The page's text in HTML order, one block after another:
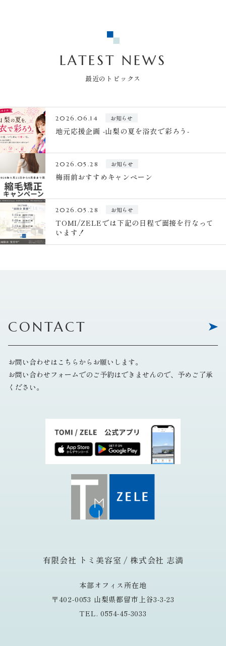
LATEST NEWS
最近のトピックス
2026.06.14 お知らせ
地元応援企画 -山梨の夏を浴衣で彩ろう-
2026.05.28 お知らせ
梅雨前おすすめキャンペーン
2026.05.28 お知らせ
TOMI/ZELEでは下記の日程で面接を行なって
います！
CONTACT
お問い合わせはこちらからお願いします。
お問い合わせフォームでのご予約はできませんので、予めご了承
ください。
有限会社 トミ美容室 / 株式会社 志満
本部オフィス所在地
〒402-0053 山梨県都留市上谷3-3-23
TEL. 0554-45-3033